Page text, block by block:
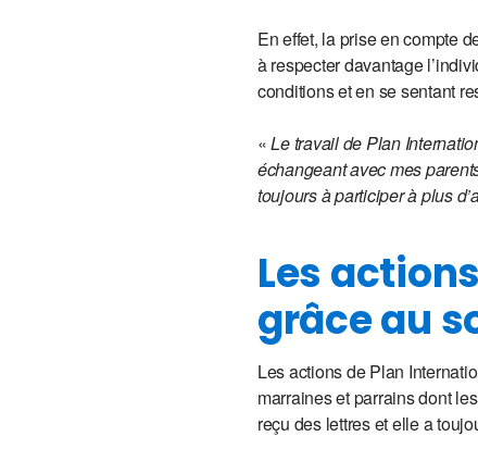
En effet, la prise en compte
à respecter davantage
conditions et en se sentant
«Le travail de Plan
échangeant avec mes
toujours à participer à plus
Les
grâce au
Les actions de Plan
marraines et parrains dont
reçu des lettres et elle a